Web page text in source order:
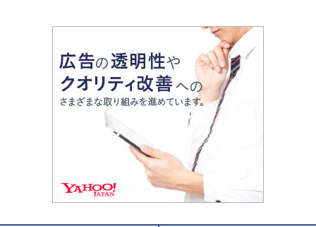
大阪府
兵庫県 京都府 奈良県
和歌山県
鳥取県
島根県 岡山県 広島県
香川県
高知県
長崎県 熊本県
鹿児島県 沖縄県
教育全般
大学受験塾の選び方
中学受験に熱心な市区町村ランキング
小学校受験
家庭教師
運動と遊びを考える
情報Ⅰ、数学が苦手な人注目！最短距離の学力
アップ法
悩み多き「大学受験」相談室
英語・英会話・英検対策
小学校教師が解説！中学受験のリアル
教育ジャーナリストが徹底解説！ 大学受験の羅
大学入試改革
ママテクエグザム
進化する中高一貫校・高校